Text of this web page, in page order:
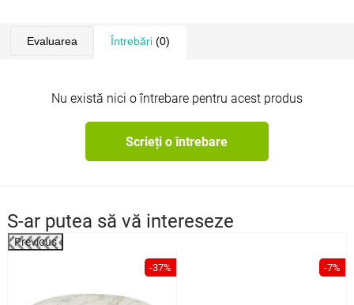
Evaluarea Întrebări(0)
Nu există nici o întrebare pentru acest produs
Scrieți o întrebare
S-ar putea să vă intereseze
Previous
-37% -7%